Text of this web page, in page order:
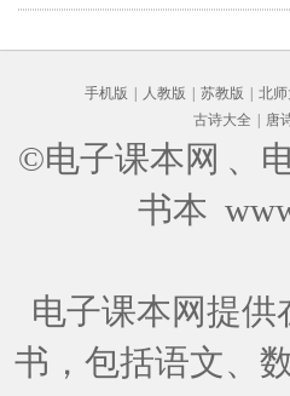
手机版 人教版 苏教版 北师
古诗大全
唐
©电子课本网 、
书本
电子课本网提供
书，包括语文、